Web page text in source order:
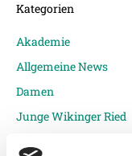
Kategorien
Akademie
Allgemeine News
Damen
Junge Wikinger Ried